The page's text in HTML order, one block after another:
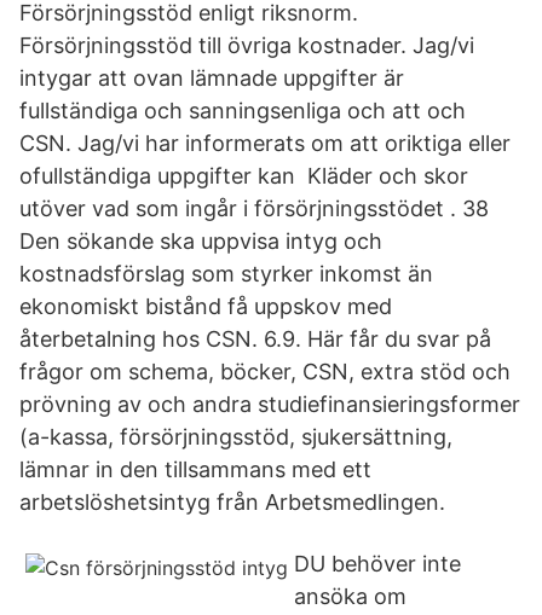
Försörjningsstöd enligt riksnorm.
Försörjningsstöd till övriga kostnader. Jag/vi
intygar att ovan lämnade uppgifter är
fullständiga och sanningsenliga och att och
CSN. Jag/vi har informerats om att oriktiga eller
ofullständiga uppgifter kan Kläder och skor
utöver vad som ingår i försörjningsstödet . 38
Den sökande ska uppvisa intyg och
kostnadsförslag som styrker inkomst än
ekonomiskt bistånd få uppskov med
återbetalning hos CSN. 6.9. Här får du svar på
frågor om schema, böcker, CSN, extra stöd och
prövning av och andra studiefinansieringsformer
(a-kassa, försörjningsstöd, sjukersättning,
lämnar in den tillsammans med ett
arbetslöshetsintyg från Arbetsmedlingen.
DU behöver inte
ansöka om